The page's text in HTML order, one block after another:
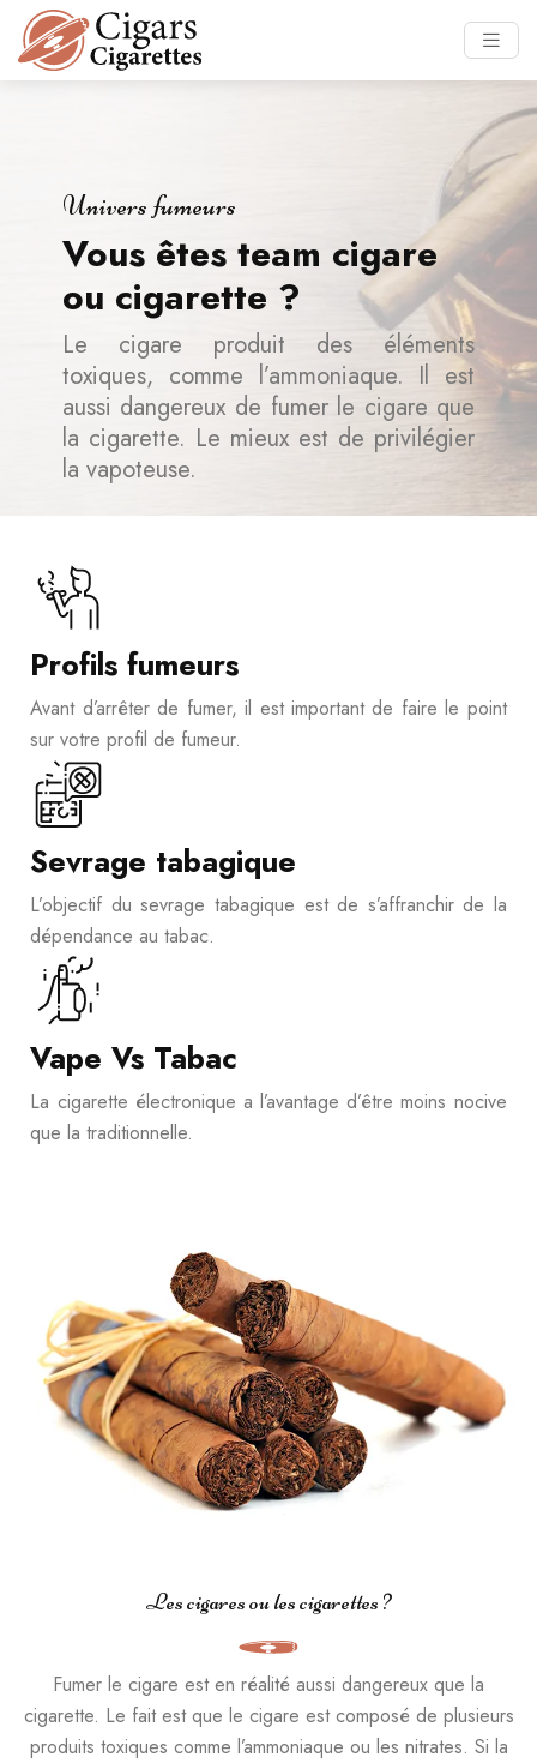
Univers fumeurs
Vous êtes team cigare
ou cigarette ?
Le cigare produit des éléments
toxiques, comme l’ammoniaque. Il est
aussi dangereux de fumer le cigare que
la cigarette. Le mieux est de privilégier
la vapoteuse.
Profils fumeurs
Avant d’arrêter de fumer, il est important de faire le point
sur votre profil de fumeur.
Sevrage tabagique
L’objectif du sevrage tabagique est de s’affranchir de la
dépendance au tabac.
Vape Vs Tabac
La cigarette électronique a l’avantage d’être moins nocive
que la traditionnelle.
Les cigares ou les cigarettes ?
Fumer le cigare est en réalité aussi dangereux que la
cigarette. Le fait est que le cigare est composé de plusieurs
produits toxiques comme l’ammoniaque ou les nitrates. Si la